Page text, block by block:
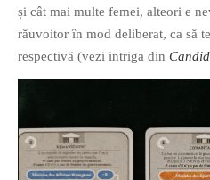
și cât mai multe femei, alteori e
răuvoitor în mod deliberat, ca să
respectivă (vezi intriga din